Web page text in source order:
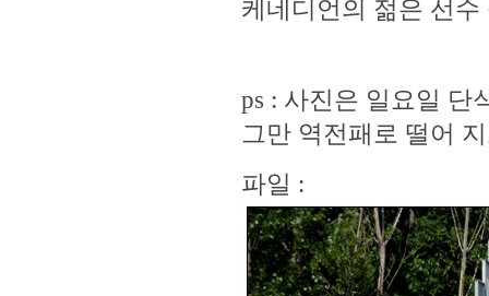
케네디언의 젊은 선
ps : 사진은 일요일 단
그만 역전패로 떨어
파일 :